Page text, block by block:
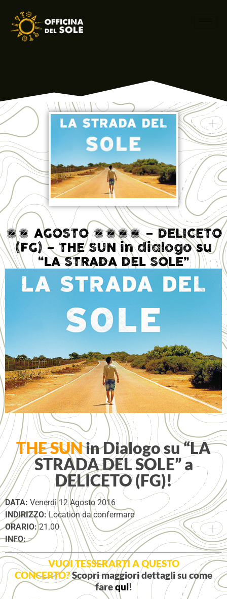
12 AGOSTO 2016 – DELICETO
(FG) – THE SUN in dialogo su
“LA STRADA DEL SOLE”
THE SUNin Dialogo su “LA
STRADA DEL SOLE” a
DELICETO (FG)!
DATA: Venerdì 12 Agosto 2016
INDIRIZZO:Location da confermare
ORARIO:21.00
INFO:–
VUOI TESSERARTI A QUESTO
CONCERTO?Scopri maggiori dettagli su come
farequi!